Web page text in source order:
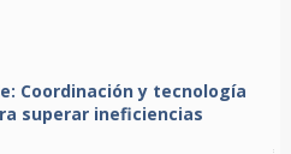
Coordinación y tecnología
superar ineficiencias